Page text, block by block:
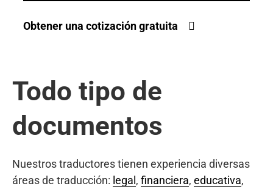
Obtener una cotización gratuita
Todo tipo de
documentos
Nuestros traductores tienen experiencia diversas
áreas de traducción: legal , financiera, educativa,